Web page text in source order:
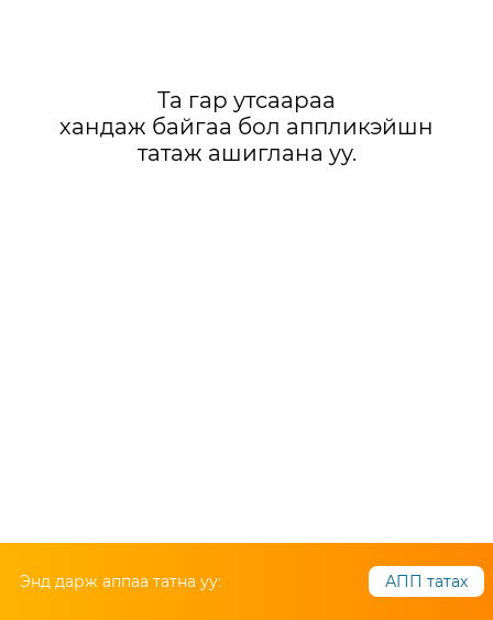
Та гар утсаараа
хандаж байгаа бол аппликэйшн
татаж ашиглана уу.
Энд дарж аппаа татна уу: АПП татах